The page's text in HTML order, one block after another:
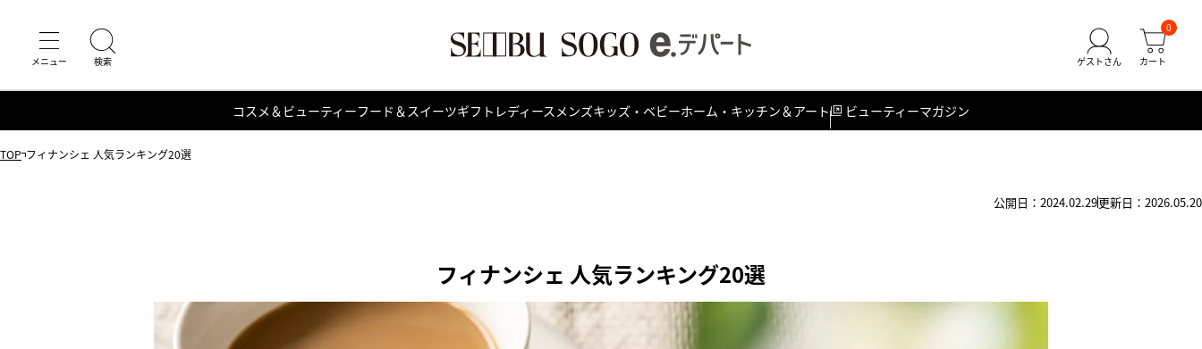
0
コスメ＆ビューティーフード＆スイーツギフト レディース メンズキッズ・ベビーホーム・キッチン＆アート ビューティーマガジン
TOP フィナンシェ 人気ランキング20選
公開日：2024.02.29更新日：2026.05.20
フィナンシェ 人気ランキング20選